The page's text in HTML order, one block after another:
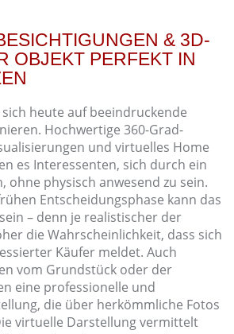
& 3D-
OBJEKT PERFEKT IN
heute auf beeindruckende
Hochwertige 360-Grad-
und virtuelles Home
es Interessenten, sich durch ein
ohne physisch anwesend zu sein.
Entscheidungsphase kann das
– denn je realistischer der
die Wahrscheinlichkeit, dass sich
Käufer meldet. Auch
vom Grundstück oder der
eine professionelle und
die über herkömmliche Fotos
virtuelle Darstellung vermittelt